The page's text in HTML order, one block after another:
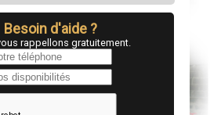
Besoin d'aide ?
rappellons gratuitement.